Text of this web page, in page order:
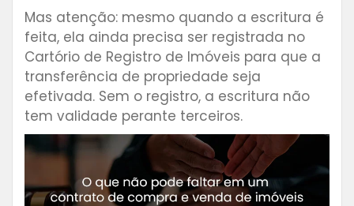
Mas atenção: mesmo quando a escritura é
feita, ela ainda precisa ser registrada no
Cartório de Registro de Imóveis para que a
transferência de propriedade seja
efetivada. Sem o registro, a escritura não
tem validade perante terceiros.